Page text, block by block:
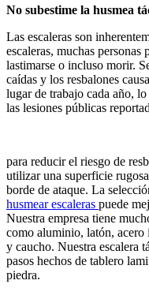
No subestime la husmea
Las escaleras son
escaleras, muchas
lastimarse o incluso morir.
caídas y los resbalones
lugar de trabajo cada año,
las lesiones públicas
para reducir el riesgo de
utilizar una superficie
borde de ataque. La
husmear escaleras puede
Nuestra empresa tiene
como aluminio, latón,
y caucho. Nuestra escalera
pasos hechos de tablero
piedra.